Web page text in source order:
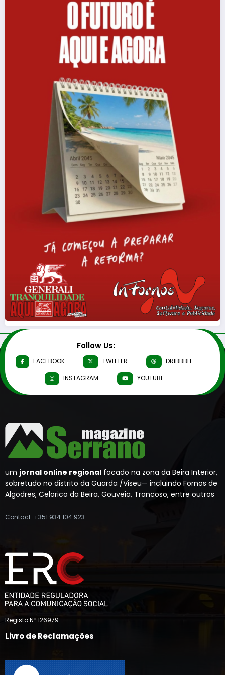
Follow Us:
FACEBOOK TWITTER
DRIBBBLE
INSTAGRAM
YOUTUBE
um jornal online regional focado na zona da Beira Interior,
sobretudo no distrito da Guarda /Viseu— incluindo Fornos de
Algodres, Celorico da Beira, Gouveia, Trancoso, entre outros
Contact: +351 934 104 923
Registo Nº 126979
Livro de Reclamações